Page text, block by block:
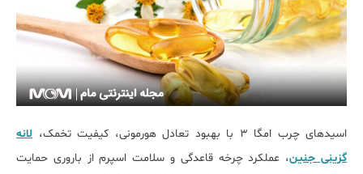
اسیدهای چرب امگا ۳ با بهبود تعادل هورمونی، کیفیت تخمک،
لانه
گزینی جنین، عملکرد چرخه قاعدگی و سلامت اسپرم از باروری حمایت